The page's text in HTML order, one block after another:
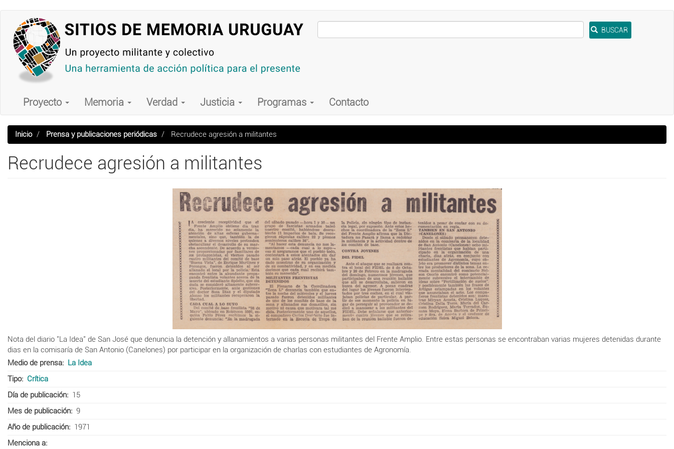
contenido
principal
BUSCAR
Main
navigation
Proyecto Memoria Verdad Justicia Programas Contacto
Inicio Prensa y publicaciones periódicas Recrudece agresión a militantes
Recrudece agresión a militantes
Nota del diario "La Idea" de San José que denuncia la detención y allanamientos a varias personas militantes del Frente Amplio. Entre estas personas se encontraban varias mujeres detenidas durante
dias en la comisaría de San Antonio (Canelones) por participar en la organización de charlas con estudiantes de Agronomía.
Medio de prensa
La Idea
Tipo
Crítica
Día de publicación
15
Mes de publicación
9
Año de publicación
1971
Menciona a